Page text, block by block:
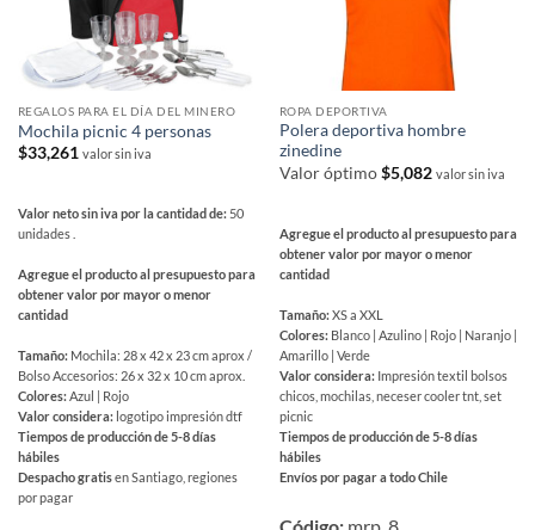
REGALOS PARA EL DÍA DEL MINERO
Mochila picnic 4 personas
$33,261 valor sin iva
Valor neto sin iva por la cantidad de: 50
unidades .
Agregue el producto al presupuesto para
obtener valor por mayor o menor
cantidad
Tamaño: Mochila: 28 x 42 x 23 cm aprox /
Bolso Accesorios: 26 x 32 x 10 cm aprox.
Colores:Azul | Rojo
Valor considera: logotipo impresión dtf
Tiempos de producción de 5-8 días
hábiles
Despacho gratisen Santiago, regiones
por pagar
ROPA DEPORTIVA
Polera deportiva hombre
zinedine
Valor óptimo$5,082 valor sin iva
Agregue el producto al presupuesto para
obtener valor por mayor o menor
cantidad
Tamaño:XS a XXL
Colores: Blanco | Azulino | Rojo | Naranjo |
Amarillo | Verde
Valor considera: Impresión textil bolsos
chicos, mochilas, neceser cooler tnt, set
picnic
Tiempos de producción de 5-8 días
hábiles
Envíos por pagar a todo Chile
producto